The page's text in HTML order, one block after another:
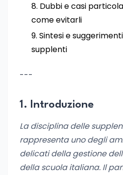
Dubbi e casi
come evitarli
Sintesi e
supplenti
---
1. Introduzione
La disciplina delle
rappresenta uno degli
delicati della gestione
della scuola italiana. Il